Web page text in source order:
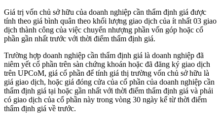
Giá trị vốn chủ sở hữu của doanh nghiệp cần thẩm định giá được
tính theo giá bình quân theo khối lượng giao dịch của ít nhất 03 giao
dịch thành công của việc chuyển nhượng phần vốn góp hoặc cổ
phần gần nhất trước với thời điểm thẩm định giá.
Trường hợp doanh nghiệp cần thẩm định giá là doanh nghiệp đã
niêm yết cổ phần trên sàn chứng khoán hoặc đã đăng ký giao dịch
trên UPCoM, giá cổ phần để tính giá thị trường vốn chủ sở hữu là
giá giao dịch, hoặc giá đóng cửa của cổ phần của doanh nghiệp cần
thẩm định giá tại hoặc gần nhất với thời điểm thẩm định giá và phải
có giao dịch của cổ phần này trong vòng 30 ngày kể từ thời điểm
thẩm định giá về trước.